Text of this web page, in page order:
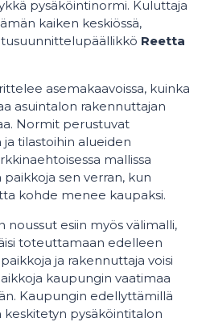
pysäköintinormi. Kuluttaja
kaiken keskiössä,
Reetta
asemakaavoissa, kuinka
asuintalon rakennuttajan
Normit perustuvat
tilastoihin alueiden
mallissa
sen verran, kun
kohde menee kaupaksi.
esiin myös välimalli,
toteuttamaan edelleen
ja rakennuttaja voisi
kaupungin vaatimaa
Kaupungin edellyttämillä
keskitetyn pysäköintitalon